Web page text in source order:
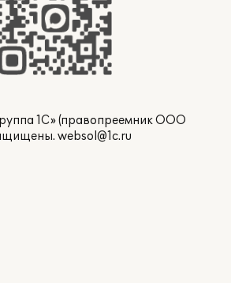
1С» (правопреемник ООО
websol@1c.ru